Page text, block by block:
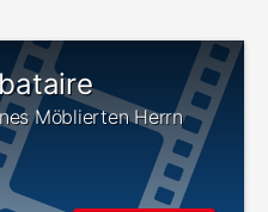
Möblierten Herrn